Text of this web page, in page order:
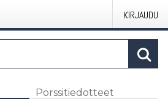
KIRJAUDU
Pörssitiedotteet